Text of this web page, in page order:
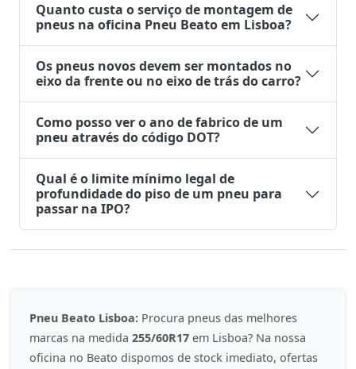
Quanto custa o serviço de montagem de
pneus na oficina Pneu Beato em Lisboa?
Os pneus novos devem ser montados no
eixo da frente ou no eixo de trás do carro?
Como posso ver o ano de fabrico de um
pneu através do código DOT?
Qual é o limite mínimo legal de
profundidade do piso de um pneu para
passar na IPO?
Pneu Beato Lisboa: Procura pneus das melhores
marcas na medida 255/60R17 em Lisboa? Na nossa
oficina no Beato dispomos de stock imediato, ofertas